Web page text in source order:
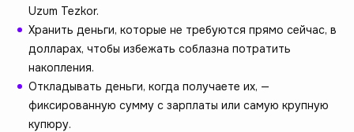
Uzum Tezkor.
Хранить деньги, которые не требуются прямо сейчас, в
долларах, чтобы избежать соблазна потратить
накопления.
Откладывать деньги, когда получаете их, —
фиксированную сумму с зарплаты или самую крупную
купюру.